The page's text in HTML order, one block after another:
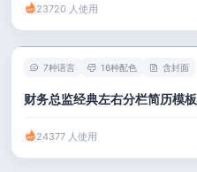
23720 人使用
7种语言 16种配色 含封面
财务总监经典左右分栏简历模板
24377 人使用